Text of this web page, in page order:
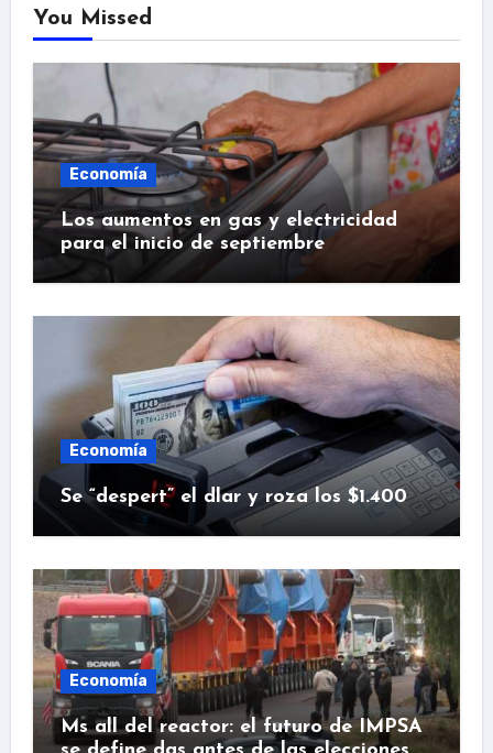
You Missed
Economía
Los aumentos en gas y electricidad
para el inicio de septiembre
Economía
Se “despert” el dlar y roza los $1.400
Economía
Ms all del reactor: el futuro de IMPSA